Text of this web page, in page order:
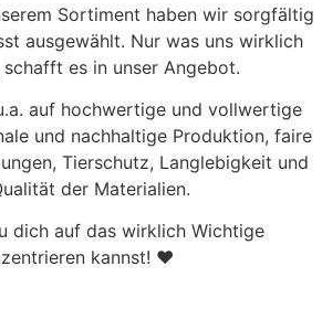
Sortiment haben wir sorgfältig
ausgewählt. Nur was uns wirklich
es in unser Angebot.
auf hochwertige und vollwertige
und nachhaltige Produktion, faire
Tierschutz, Langlebigkeit und
der Materialien.
dich auf das wirklich Wichtige
kannst! ♥